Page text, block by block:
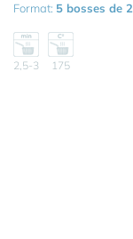
Format: 5 bosses de
2,5-3 175